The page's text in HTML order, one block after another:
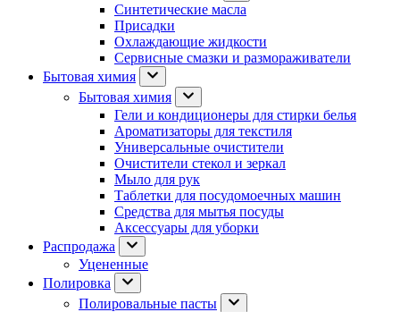
Синтетические масла
Присадки
Охлаждающие жидкости
Сервисные смазки и размораживатели
Бытовая химия
Бытовая химия
Гели и кондиционеры для стирки белья
Ароматизаторы для текстиля
Универсальные очистители
Очистители стекол и зеркал
Мыло для рук
Таблетки для посудомоечных машин
Средства для мытья посуды
Аксессуары для уборки
Распродажа
Уцененные
Полировка
Полировальные пасты